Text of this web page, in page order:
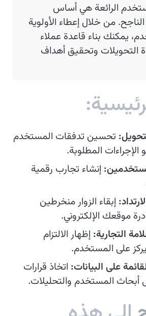
الرائعة هي أساس
من خلال إعطاء الأولوية
يمكنك بناء قاعدة عملاء
التحويلات وتحقيق أهداف
ئيسية:
تحسين تدفقات المستخدم
الإجراءات المطلوبة.
إنشاء تجارب رقمية
إبقاء الزوار منخرطين
موقعك الإلكتروني.
التجارية: إظهار الالتزام
على المستخدم.
على البيانات: اتخاذ قرارات
أبحاث المستخدم والتحليلات.